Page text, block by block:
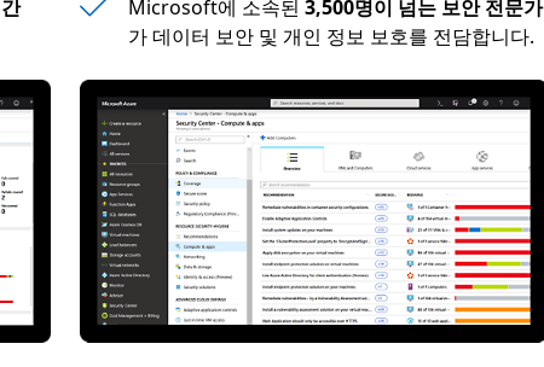
Microsoft에 소속된 3,500명이 넘는 보안 전문가
가 데이터 보안 및 개인 정보 보호를 전담합니다.